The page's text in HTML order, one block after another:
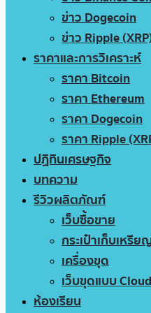
ข่าว Dogecoin
ข่าว Ripple
ราคาและการวิเคราะห์
ราคา Bitcoin
ราคา Ethereum
ราคา Dogecoin
ราคา Ripple
ปฏิทินเศรษฐกิจ
บทความ
รีวิวผลิตภัณฑ์
เว็บซื้อขาย
กระเป๋าเก็บเหรีย
เครื่องขุด
เว็บขุดแบบ
ห้องเรียน